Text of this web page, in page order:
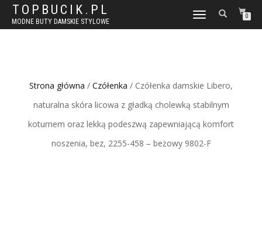
TOPBUCIK.PL
MODNE BUTY DAMSKIE STYLOWE
WŁĄCZ
NAWIGACJĘ
0
Strona główna / Czółenka / Czółenka damskie Libero,
naturalna skóra licowa z gładką cholewką stabilnym
koturnem oraz lekką podeszwą zapewniającą komfort
noszenia, bez, 2255-458 – beżowy 9802-F